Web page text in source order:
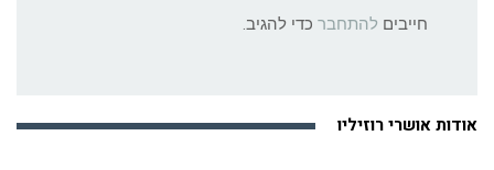
חייבים להתחבר כדי להגיב.
אודות אושרי רוזיליו